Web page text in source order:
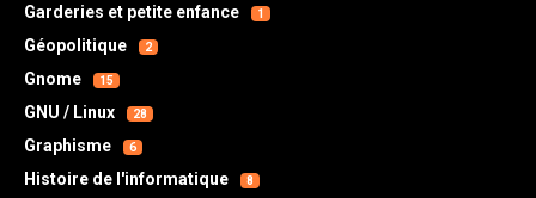
Garderies et petite enfance 1
Géopolitique 2
Gnome 15
GNU / Linux 28
Graphisme 6
Histoire de l'informatique 8